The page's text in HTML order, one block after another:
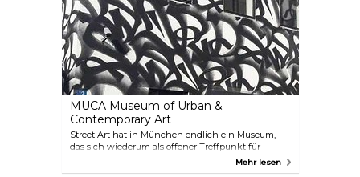
MUCA Museum of Urban &
Contemporary Art
Street Art hat in München endlich ein Museum,
das sich wiederum als offener Treffpunkt für
Graffiti-, Schablonenkunst- und Plakatliebhaber
versteht. Trotz seiner kompakten Größe zeigt das
Mehr lesen